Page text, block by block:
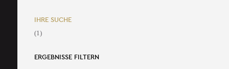
IHRE SUCHE
(1)
ERGEBNISSE FILTERN